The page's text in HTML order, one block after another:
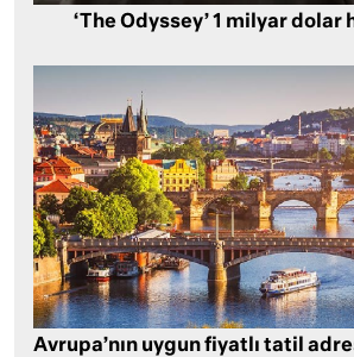
‘The Odyssey’ 1 milyar dolar
Avrupa’nın uygun fiyatlı tatil